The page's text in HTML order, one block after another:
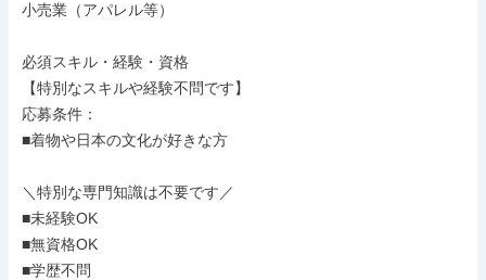
小売業（アパレル等）
必須スキル・経験・資格
【特別なスキルや経験不問です】
応募条件：
■着物や日本の文化が好きな方
＼特別な専門知識は不要です／
■未経験OK
■無資格OK
■学歴不問